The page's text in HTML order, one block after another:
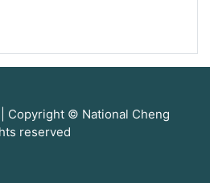
| Copyright © National Cheng
reserved